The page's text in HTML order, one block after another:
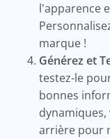
l'apparence
marque !
Générez et
testez-le
bonnes
arrière pour